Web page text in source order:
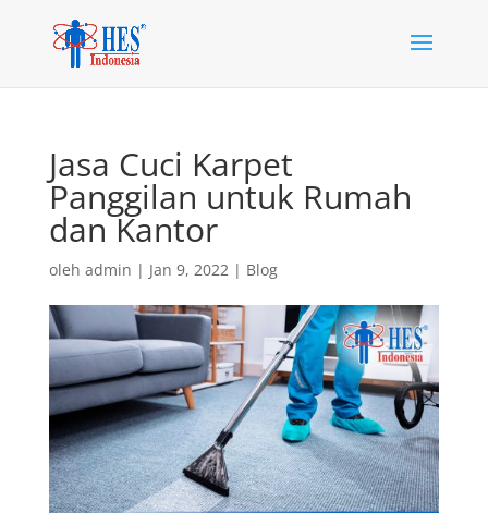
Jasa Cuci Karpet
Panggilan untuk Rumah
dan Kantor
oleh admin | Jan 9, 2022| Blog